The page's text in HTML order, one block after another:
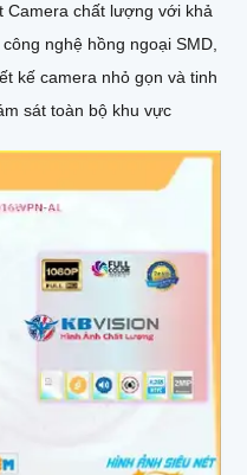
Camera chất lượng với khả
nghệ hồng ngoại SMD,
sát toàn bộ khu vực